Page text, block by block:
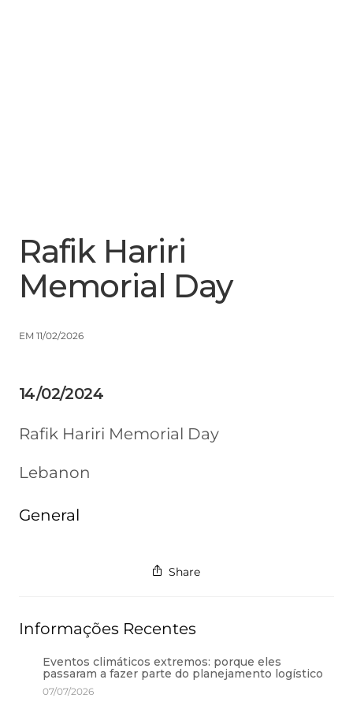
Rafik Hariri
Memorial Day
EM 11/02/2026
14/02/2024
Rafik Hariri Memorial Day
Lebanon
General
Share
Informações Recentes
Eventos climáticos extremos: porque eles
passaram a fazer parte do planejamento logístico
07/07/2026